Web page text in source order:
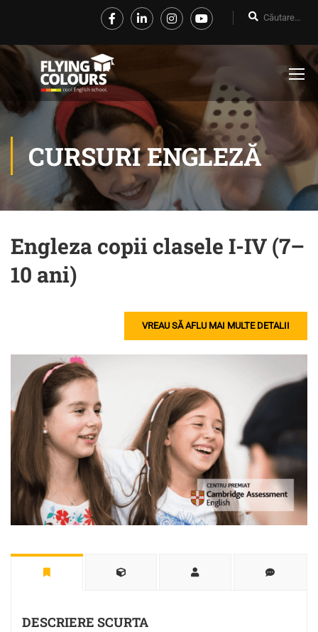
CURSURI ENGLEZĂ
Engleza copii clasele I-IV (7–
10 ani)
VREAU SĂ AFLU MAI MULTE DETALII
DESCRIERE SCURTA